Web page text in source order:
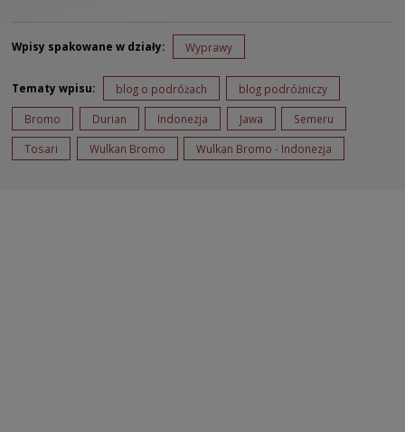
Wpisy spakowane w działy: Wyprawy
Tematy wpisu: blog o podróżach blog podróżniczy
Bromo Durian Indonezja Jawa Semeru
Tosari Wulkan Bromo Wulkan Bromo - Indonezja